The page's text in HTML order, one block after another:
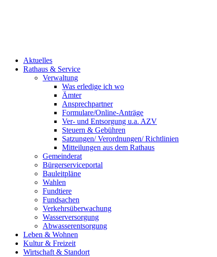
Aktuelles
Rathaus & Service
Verwaltung
Was erledige ich wo
Ämter
Ansprechpartner
Formulare/Online-Anträge
Ver- und Entsorgung u.a. AZV
Steuern & Gebühren
Satzungen/ Verordnungen/ Richtlinien
Mitteilungen aus dem Rathaus
Gemeinderat
Bürgerserviceportal
Bauleitpläne
Wahlen
Fundtiere
Fundsachen
Verkehrsüberwachung
Wasserversorgung
Abwasserentsorgung
Leben & Wohnen
Kultur & Freizeit
Wirtschaft & Standort